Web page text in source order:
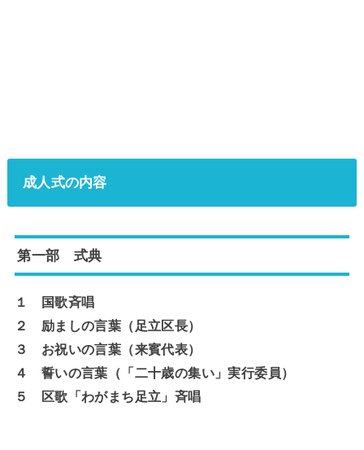
成人式の内容
第一部 式典
１ 国歌斉唱
２ 励ましの言葉（足立区長）
３ お祝いの言葉（来賓代表）
４ 誓いの言葉（「二十歳の集い」実行委員）
５ 区歌「わがまち足立」斉唱